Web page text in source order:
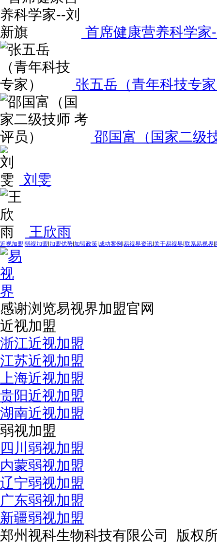
首席健康营养科学家
张五岳（青年科技专
邵国富（国家二级
刘雯
王欣雨
近视加盟 弱视加盟 加盟优势 加盟政策 成功案例 易视界资讯 关于易视界 联系易视界
感谢浏览易视界加盟官网
近视加盟
浙江近视加盟
江苏近视加盟
上海近视加盟
贵阳近视加盟
湖南近视加盟
弱视加盟
四川弱视加盟
内蒙弱视加盟
辽宁弱视加盟
广东弱视加盟
新疆弱视加盟
郑州视科生物科技有限公司 版